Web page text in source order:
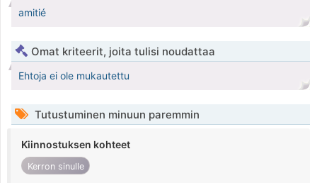
amitié
Omat kriteerit, joita tulisi noudattaa
Ehtoja ei ole mukautettu
Tutustuminen minuun paremmin
Kiinnostuksen kohteet
Kerron sinulle